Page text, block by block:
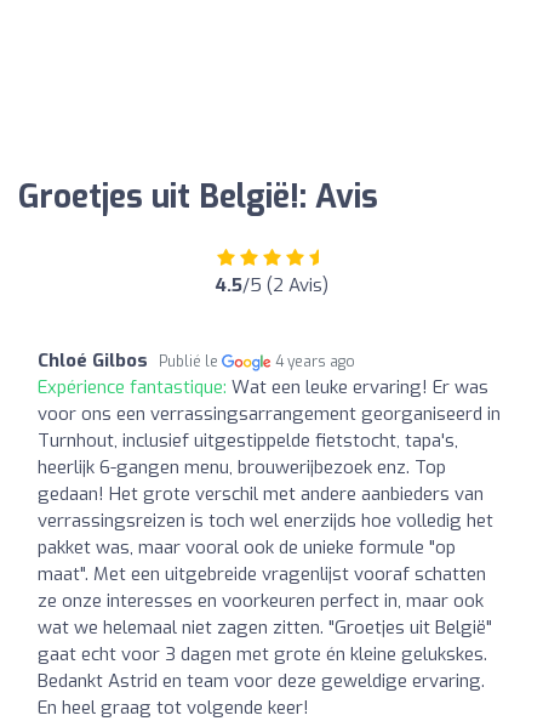
Groetjes uit België!: Avis
4.5/5 (2 Avis)
Chloé Gilbos Publié le 4 years ago
Expérience fantastique: Wat een leuke ervaring! Er was
voor ons een verrassingsarrangement georganiseerd in
Turnhout, inclusief uitgestippelde fietstocht, tapa's,
heerlijk 6-gangen menu, brouwerijbezoek enz. Top
gedaan! Het grote verschil met andere aanbieders van
verrassingsreizen is toch wel enerzijds hoe volledig het
pakket was, maar vooral ook de unieke formule "op
maat". Met een uitgebreide vragenlijst vooraf schatten
ze onze interesses en voorkeuren perfect in, maar ook
wat we helemaal niet zagen zitten. "Groetjes uit België"
gaat echt voor 3 dagen met grote én kleine gelukskes.
Bedankt Astrid en team voor deze geweldige ervaring.
En heel graag tot volgende keer!